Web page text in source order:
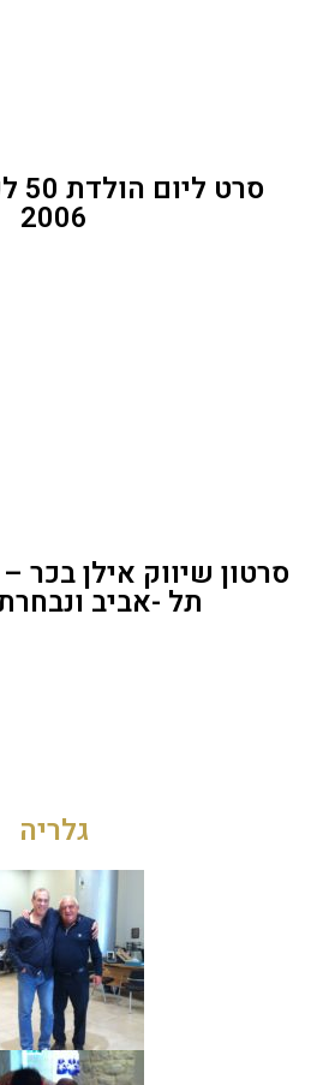
2006
סרטון שיווק אילן בכר
תל -אביב
גלריה